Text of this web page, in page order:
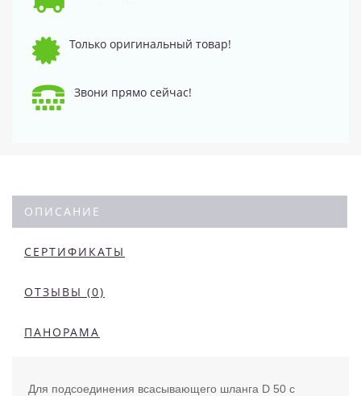
Только оригинальный товар!
Звони прямо сейчас!
ОПИСАНИЕ
СЕРТИФИКАТЫ
ОТЗЫВЫ (0)
ПАНОРАМА
Для подсоединения всасывающего шланга D 50 с